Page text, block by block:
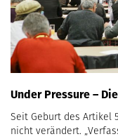
Under Pressure –
Seit Geburt des Artikel
nicht verändert.